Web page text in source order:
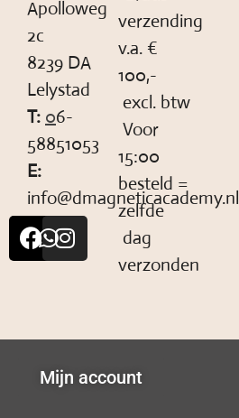
Apolloweg
2c
8239 DA
Lelystad
T: 06-
58851053
E:
info@dmagneticacademy.nl
verzending
v.a. €
100,-
excl. btw
Voor
15:00
besteld =
zelfde
dag
verzonden
Mijn account